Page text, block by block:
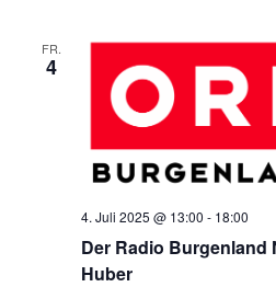
FR.
4
Der Radio Burgenland
Huber
4. Juli 2025 @ 13:00 - 18:00